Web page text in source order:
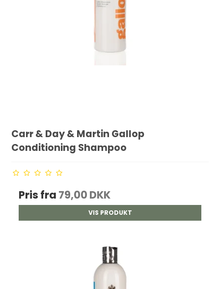
Carr & Day & Martin Gallop
Conditioning Shampoo
Pris fra 79,00 DKK
VIS PRODUKT